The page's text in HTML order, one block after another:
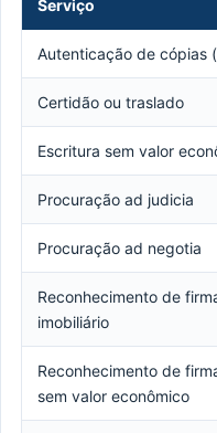
Serviço
Autenticação de cópias
Certidão ou traslado
Escritura sem valor
Procuração ad judicia
Procuração ad negotia
Reconhecimento de
imobiliário
Reconhecimento de
sem valor econômico